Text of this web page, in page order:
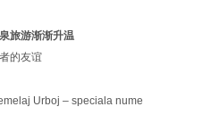
旅游渐渐升温
的友谊
Urboj – speciala nume